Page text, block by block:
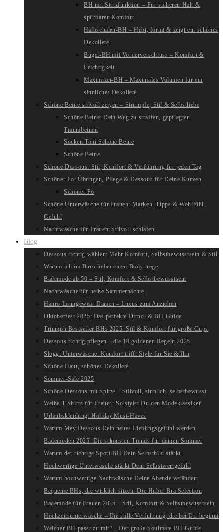
BH mit Stützfunktion – Für sicheren Halt &
spürbaren Komfort
Halbschalen-BH – Hebt, formt & zeigt ein schönes
Dekolleté
Bügel-BH mit Vorderverschluss – Komfort &
Leichtigkeit
Maximizer-BH – Maximales Volumen für ein
sinnliches Dekolleté
Schöne Beine stilvoll zeigen – Strümpfe, Stil & Selbstliebe
Schöne Beine: Dein Weg zu straffen, gepflegten
Traumbeinen
Socken Toni Schöne Beine
Schöne Beine
Schöne Dessous: Stil, Komfort & Verführung für jeden Tag
Schöner Po: Übungen, Pflege & Dessous für Deine Kurven
Schöner Po
Schöne Unterwäsche für Frauen: Marken, Tipps & Wohlfühl-
Gefühl
Nachtwäsche für Frauen: Stilvoll schlafen
Blog
Dessous richtig wählen: Mehr Komfort, Selbstbewusstsein & Stil
Warum ich im Büro lieber einen Body trage
Bademode ab 50 – Stil, Komfort & Selbstbewusstsein
Nachtwäsche für heiße Sommernächte
Hanro Loungewear Damen – Luxus zum Anziehen
Oktoberfest 2025: Das perfekte Dirndl & BH-Guide
Triumph Bestseller BHs 2025: Stil & Komfort für große Cups
Dessous richtig pflegen – die 10 goldenen Regeln 2025
Sloggi Unterwäsche: Komfort trifft Style für Sie & Ihn
Schöne Haut, schönes Dekolleté
Sommer-Sale 2025
Schöne Dessous mit Spitze – Stilvoll, sinnlich, selbstbewusst
Weiße T-Shirts für Frauen: So stylst Du den Modeklassiker
Urlaubskleidung: Holiday Must-Haves
Warum Mey Dessous Dein neues Lieblingsgefühl werden
Bademoden 2025: Die schönsten Trends für deinen Sommer
Warum der richtige Sport-BH Dein Selbstbild stärkt
Hochwertige Unterwäsche stärkt Dein Selbstwertgefühl
Warum hochwertige Nachtwäsche Deine Abende verändert
Bequeme BHs, die wirklich sitzen: Die Huber Bra Selection
Bademode für Frauen 2025 – Stil, Komfort & Selbstbewusstsein
Hochzeitsunterwäsche – Die stille Verführung, die bei Dir beginnt
Welcher BH passt zu mir? – Der große Soulmate BH-Guide